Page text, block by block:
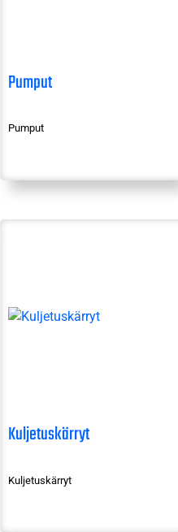
Pumput
Pumput
Kuljetuskärryt
Kuljetuskärryt